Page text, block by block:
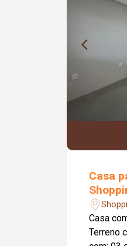
Casa
Casa
Terreno com